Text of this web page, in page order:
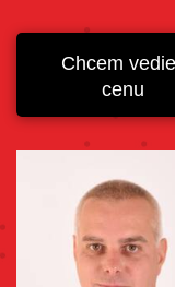
Chcem
cenu